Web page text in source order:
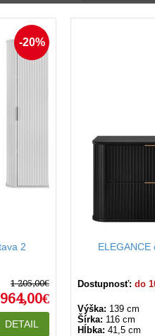
dlho krásny. Odporúčame
Vyhnite sa
vybraným kúpeľňovým
-20%
2
1 205,00€
964,00€
DETAIL
Dostupnosť: do
Výška: 139 cm
Šírka: 116 cm
Hĺbka: 41,5 cm